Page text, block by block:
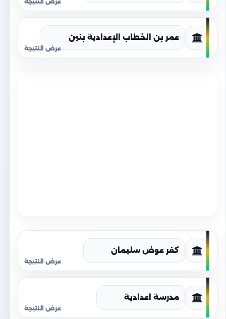
عمر بن الخطاب الإعدادية بنين
كفر عوض سليمان
مدرسة اعدادية